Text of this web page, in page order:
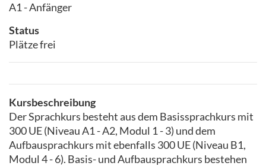
A1 - Anfänger
Status
Plätze frei
Kursbeschreibung
Der Sprachkurs besteht aus dem Basissprachkurs mit
300 UE (Niveau A1 - A2, Modul 1 - 3) und dem
Aufbausprachkurs mit ebenfalls 300 UE (Niveau B1,
Modul 4 - 6). Basis- und Aufbausprachkurs bestehen